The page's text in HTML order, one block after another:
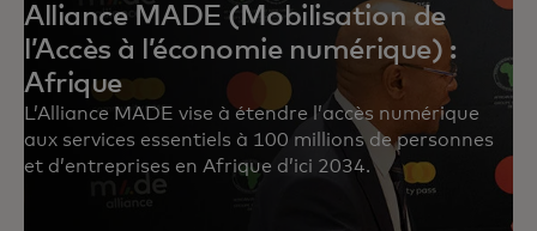
Alliance MADE (Mobilisation de
l’Accès à l’économie numérique) :
Afrique
L’Alliance MADE vise à étendre l’accès numérique
aux services essentiels à 100 millions de personnes
et d’entreprises en Afrique d’ici 2034.